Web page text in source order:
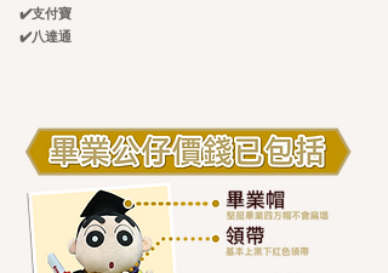
✔️支付寶
✔️八達通